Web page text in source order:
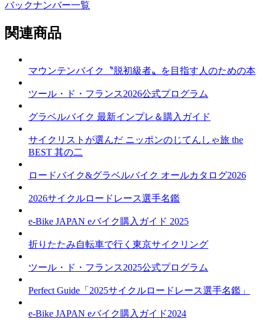
バックナンバー一覧
関連商品
マウンテンバイク〝脱初級者〟を目指す人のための本
ツール・ド・フランス2026公式プログラム
グラベルバイク 最新インプレ＆購入ガイド
サイクリストが選んだ ニッポンのじてんしゃ旅 the
BEST 其の二
ロードバイク&グラベルバイク オールカタログ2026
2026サイクルロードレース選手名鑑
e-Bike JAPAN eバイク購入ガイド 2025
折りたたみ自転車で行く東京サイクリング
ツール・ド・フランス2025公式プログラム
Perfect Guide「2025サイクルロードレース選手名鑑」
e-Bike JAPAN eバイク購入ガイド2024